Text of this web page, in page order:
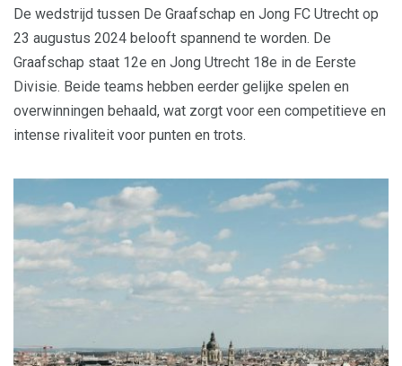
De wedstrijd tussen De Graafschap en Jong FC Utrecht op
23 augustus 2024 belooft spannend te worden. De
Graafschap staat 12e en Jong Utrecht 18e in de Eerste
Divisie. Beide teams hebben eerder gelijke spelen en
overwinningen behaald, wat zorgt voor een competitieve en
intense rivaliteit voor punten en trots.